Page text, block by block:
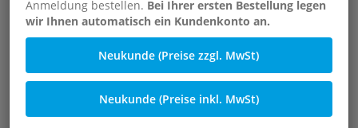
Anmeldung bestellen. Bei Ihrer ersten Bestellung legen
wir Ihnen automatisch ein Kundenkonto an.
Neukunde (Preise zzgl. MwSt)
Neukunde (Preise inkl. MwSt)
Messing - Robust, Klasse 1